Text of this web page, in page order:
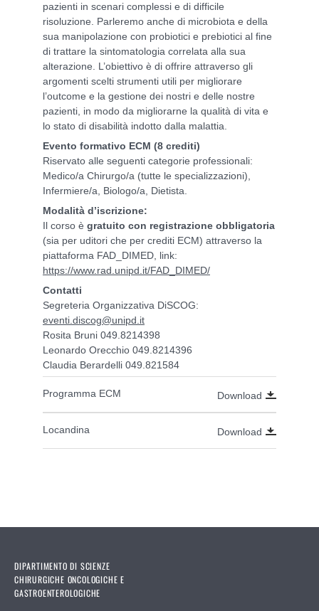
pazienti in scenari complessi e di difficile
risoluzione. Parleremo anche di microbiota e della
sua manipolazione con probiotici e prebiotici al fine
di trattare la sintomatologia correlata alla sua
alterazione. L’obiettivo è di offrire attraverso gli
argomenti scelti strumenti utili per migliorare
l’outcome e la gestione dei nostri e delle nostre
pazienti, in modo da migliorarne la qualità di vita e
lo stato di disabilità indotto dalla malattia.
Evento formativo ECM (8 crediti)
Riservato alle seguenti categorie professionali:
Medico/a Chirurgo/a (tutte le specializzazioni),
Infermiere/a, Biologo/a, Dietista.
Modalità d’iscrizione:
Il corso è gratuito con registrazione obbligatoria
(sia per uditori che per crediti ECM) attraverso la
piattaforma FAD_DIMED, link:
https://www.rad.unipd.it/FAD_DIMED/
Contatti
Segreteria Organizzativa DiSCOG:
eventi.discog@unipd.it
Rosita Bruni 049.8214398
Leonardo Orecchio 049.8214396
Claudia Berardelli 049.821584
Programma ECM Download
Locandina Download
DIPARTIMENTO DI SCIENZE
CHIRURGICHE ONCOLOGICHE E
GASTROENTEROLOGICHE